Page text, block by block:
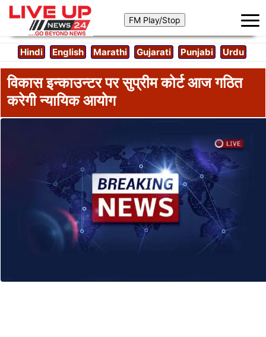
Hindi English Marathi Gujarati Punjabi Urdu
विकास इन्काउन्टर पर सुप्रीम कोर्ट आज गठित
करेगी न्यायिक आयोग